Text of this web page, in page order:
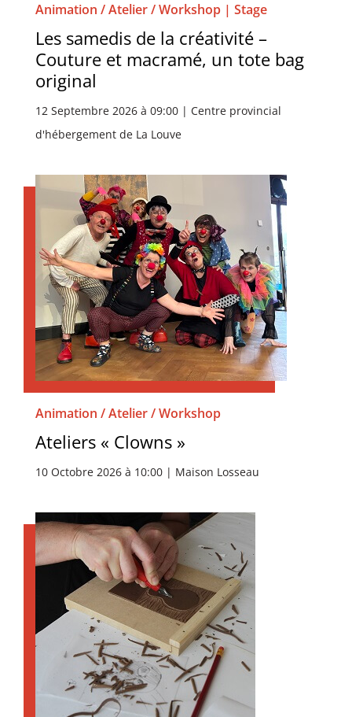
Animation / Atelier / Workshop | Stage
Les samedis de la créativité –
Couture et macramé, un tote bag
original
12 Septembre 2026 à 09:00 | Centre provincial
d'hébergement de La Louve
Animation / Atelier / Workshop
Ateliers « Clowns »
10 Octobre 2026 à 10:00 | Maison Losseau